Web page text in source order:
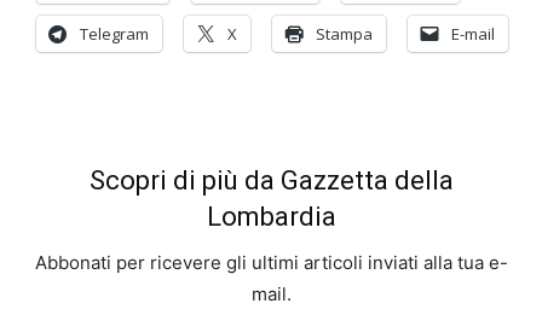
Telegram X Stampa E-mail
Scopri di più da Gazzetta della
Lombardia
Abbonati per ricevere gli ultimi articoli inviati alla tua e-
mail.